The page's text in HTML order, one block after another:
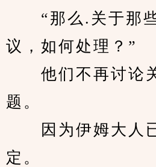
“那么.关于那些
议，如何处理？”
他们不再讨论
题。
因为伊姆大人
定。